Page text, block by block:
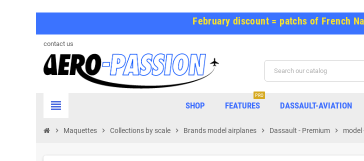
February discount = patchs of French
contact us
view_headline SHOP FEATURES
PRO
DASSAULT-AVIATION
chevron_right Maquettes chevron_right Collections by scale chevron_right Brands model airplanes chevron_right Dassault - Premium chevron_right model